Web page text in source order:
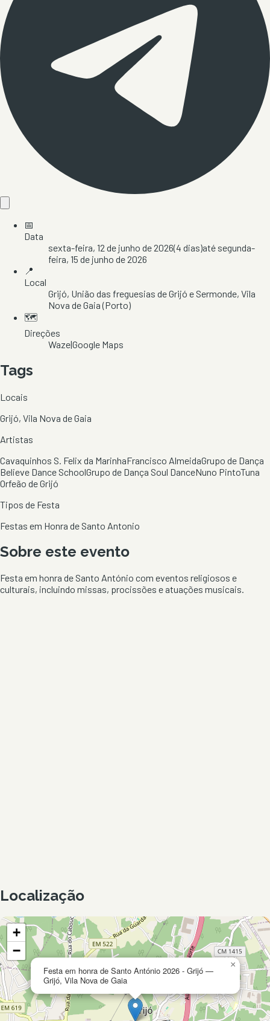
📅
Data
sexta-feira, 12 de junho de 2026(4 dias)até segunda-
feira, 15 de junho de 2026
📍
Local
Grijó, União das freguesias de Grijó e Sermonde, Vila
Nova de Gaia(Porto)
🗺️
Direções
Waze|Google Maps
Tags
Locais
Grijó, Vila Nova de Gaia
Artistas
Cavaquinhos S. Felix da MarinhaFrancisco AlmeidaGrupo de Dança
Believe Dance SchoolGrupo de Dança Soul DanceNuno PintoTuna
Orfeão de Grijó
Tipos de Festa
Festas em Honra de Santo Antonio
Sobre este evento
Festa em honra de Santo António com eventos religiosos e
culturais, incluindo missas, procissões e atuações musicais.
Localização
Festa em honra de Santo António 2026 - Grijó —
Grijó, Vila Nova de Gaia
×
+
−